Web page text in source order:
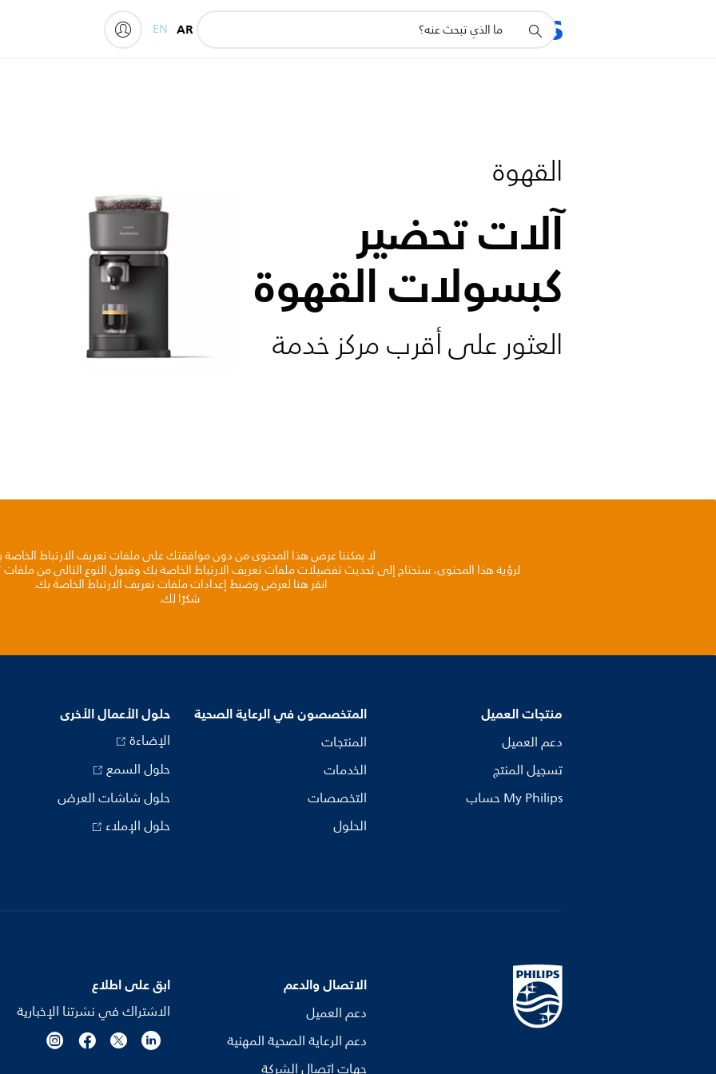
المنتجات
أيقونة
دعم
AR
EN
القهوة
آلات تحضير
كبسولات القهوة
العثور على أقرب مركز خدمة
لا يمكننا عرض هذا المحتوى من دون موافقتك على ملفات تعريف الارتباط الخاصة
لرؤية هذا المحتوى، ستحتاج إلى تحديث تفضيلات ملفات تعريف الارتباط الخاصة بك وقبول النوع التالي من ملفات
انقر هنا لعرض وضبط إعدادات ملفات تعريف الارتباط الخاصة بك.
شكرًا لك.
منتجات العميل
دعم العميل
تسجيل المنتج
My Philips حساب
المتخصصون في الرعاية الصحية
المنتجات
الخدمات
التخصصات
الحلول
حلول الأعمال الأخرى
الإضاءة
حلول السمع
حلول شاشات العرض
حلول الإملاء
الاتصال والدعم
دعم العميل
دعم الرعاية الصحية المهنية
جهات اتصال الشركة
ابق على اطلاع
الاشتراك في نشرتنا الإخبارية